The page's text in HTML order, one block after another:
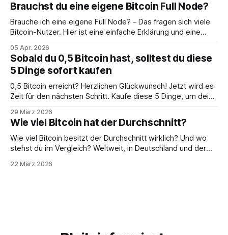
Brauchst du eine eigene Bitcoin Full Node?
Brauche ich eine eigene Full Node? – Das fragen sich viele
Bitcoin-Nutzer. Hier ist eine einfache Erklärung und eine
05 Apr. 2026
Sobald du 0,5 Bitcoin hast, solltest du diese
5 Dinge sofort kaufen
0,5 Bitcoin erreicht? Herzlichen Glückwunsch! Jetzt wird es
Zeit für den nächsten Schritt. Kaufe diese 5 Dinge, um dein
29 März 2026
Wie viel Bitcoin hat der Durchschnitt?
Wie viel Bitcoin besitzt der Durchschnitt wirklich? Und wo
stehst du im Vergleich? Weltweit, in Deutschland und der
22 März 2026